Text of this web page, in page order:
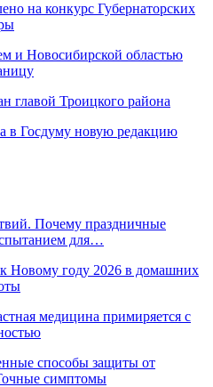
на конкурс Губернаторских
и Новосибирской областью
главой Троицкого района
в Госдуму новую редакцию
Почему праздничные
для…
Новому году 2026 в домашних
медицина примиряется с
способы защиты от
симптомы